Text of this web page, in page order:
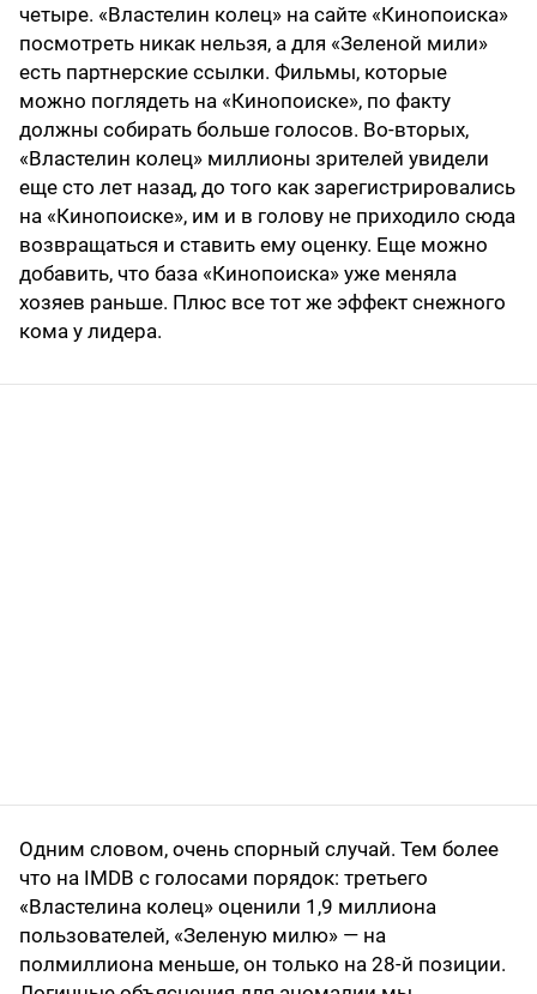
четыре. «Властелин колец» на сайте «Кинопоиска»
посмотреть никак нельзя, а для «Зеленой мили»
есть партнерские ссылки. Фильмы, которые
можно поглядеть на «Кинопоиске», по факту
должны собирать больше голосов. Во-вторых,
«Властелин колец» миллионы зрителей увидели
еще сто лет назад, до того как зарегистрировались
на «Кинопоиске», им и в голову не приходило сюда
возвращаться и ставить ему оценку. Еще можно
добавить, что база «Кинопоиска» уже меняла
хозяев раньше. Плюс все тот же эффект снежного
кома у лидера.
Одним словом, очень спорный случай. Тем более
что на IMDB с голосами порядок: третьего
«Властелина колец» оценили 1,9 миллиона
пользователей, «Зеленую милю» — на
полмиллиона меньше, он только на 28-й позиции.